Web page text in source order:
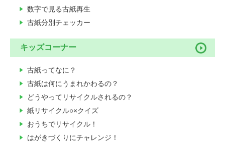
数字で見る古紙再生
古紙分別チェッカー
キッズコーナー
古紙ってなに？
古紙は何にうまれかわるの？
どうやってリサイクルされるの？
紙リサイクル○×クイズ
おうちでリサイクル！
はがきづくりにチャレンジ！